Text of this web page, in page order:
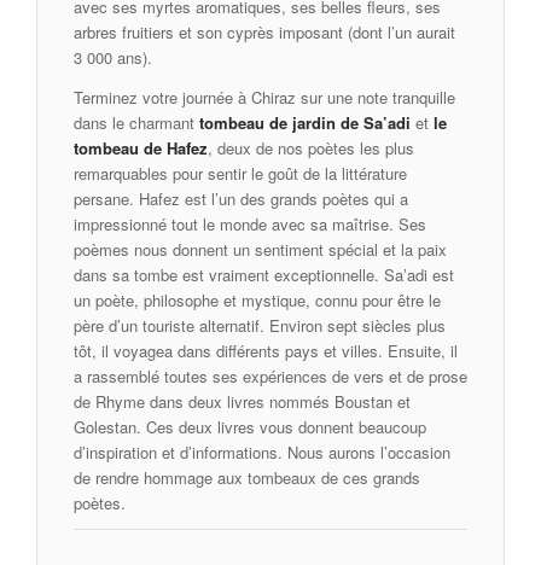
avec ses myrtes aromatiques, ses belles fleurs, ses
arbres fruitiers et son cyprès imposant (dont l’un aurait
3 000 ans).
Terminez votre journée à Chiraz sur une note tranquille
dans le charmant tombeau de jardin de Sa’adi et le
tombeau de Hafez, deux de nos poètes les plus
remarquables pour sentir le goût de la littérature
persane. Hafez est l’un des grands poètes qui a
impressionné tout le monde avec sa maîtrise. Ses
poèmes nous donnent un sentiment spécial et la paix
dans sa tombe est vraiment exceptionnelle. Sa’adi est
un poète, philosophe et mystique, connu pour être le
père d’un touriste alternatif. Environ sept siècles plus
tôt, il voyagea dans différents pays et villes. Ensuite, il
a rassemblé toutes ses expériences de vers et de prose
de Rhyme dans deux livres nommés Boustan et
Golestan. Ces deux livres vous donnent beaucoup
d’inspiration et d’informations. Nous aurons l’occasion
de rendre hommage aux tombeaux de ces grands
poètes.